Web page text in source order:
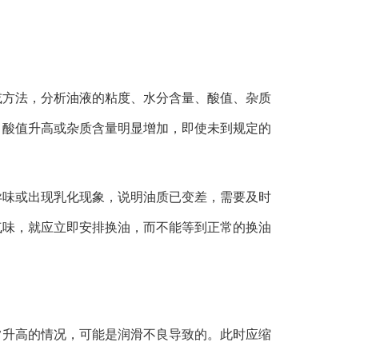
法，分析油液的粘度、水分含量、酸值、杂质
值升高或杂质含量明显增加，即使未到规定的
或出现乳化现象，说明油质已变差，需要及时
，就应立即安排换油，而不能等到正常的换油
高的情况，可能是润滑不良导致的。此时应缩